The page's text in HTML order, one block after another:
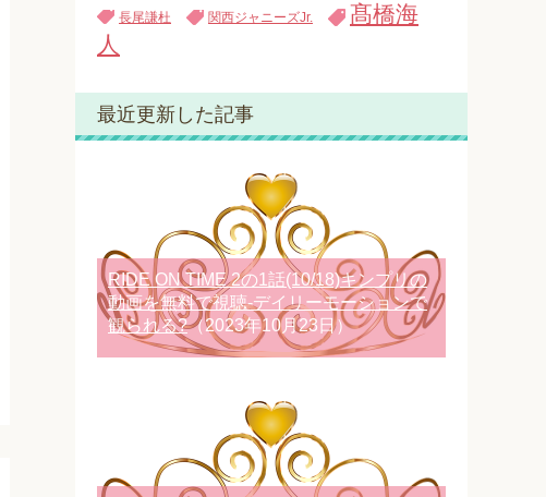
長尾謙杜 関西ジャニーズJr.
髙橋海
人
最近更新した記事
RIDE ON TIME 2の1話(10/18)キンプリの
動画を無料で視聴-デイリーモーションで
観られる?（2023年10月23日）